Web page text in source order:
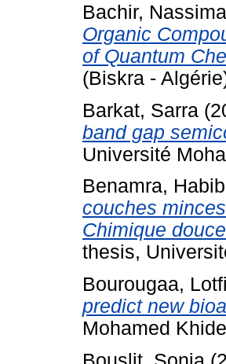
Bachir, Nassima
Organic
of Quantum
(Biskra -
Barkat, Sarra
band gap
Université
Benamra,
couches
Chimique
thesis,
Bourougaa, Lotfi
predict new
Mohamed